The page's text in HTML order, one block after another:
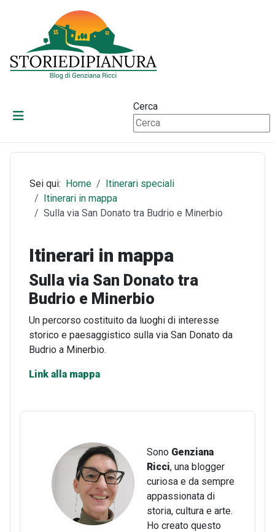
Cerca
Sei qui: Home
Itinerari speciali
Itinerari in mappa
Sulla via San Donato tra Budrio e Minerbio
Itinerari in mappa
Sulla via San Donato tra
Budrio e Minerbio
Un percorso costituito da luoghi di interesse
storico e paesaggistico sulla via San Donato da
Budrio a Minerbio.
Link alla mappa
Sono Genziana
Ricci, una blogger
curiosa e da sempre
appassionata di
storia, cultura e arte.
Ho creato questo